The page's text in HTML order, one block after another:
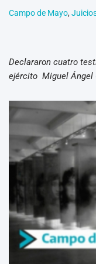
Campo de Mayo,
Declararon cuatro
ejército Miguel Ángel